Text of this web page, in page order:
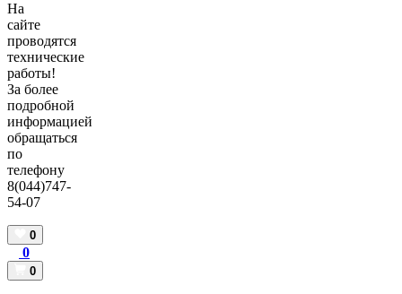
На
сайте
проводятся
технические
работы!
За более
подробной
информацией
обращаться
по
телефону
8(044)747-
54-07
0
0
0